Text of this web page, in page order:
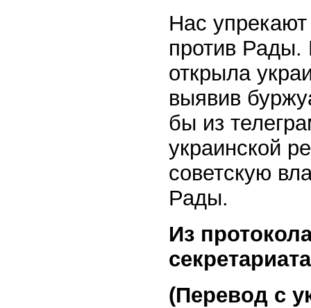
Нас
против Рады.
открыла
выявив
бы из
украинской
советскую
Рады.
Из
(Перевод с